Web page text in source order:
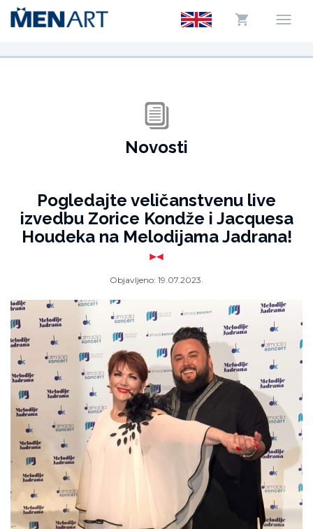
Novosti
Pogledajte veličanstvenu live
izvedbu Zorice Kondže i Jacquesa
Houdeka na Melodijama Jadrana!
Objavljeno: 19.07.2023.